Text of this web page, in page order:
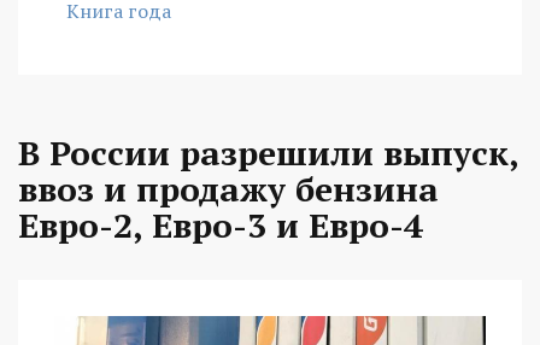
Книга года
В России разрешили выпуск,
ввоз и продажу бензина
Евро-2, Евро-3 и Евро-4